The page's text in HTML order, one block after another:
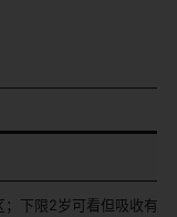
；下限2岁可看但吸收有